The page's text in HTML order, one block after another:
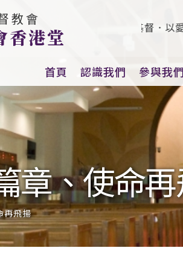
教會
香港堂
（2025-26）：連於基督．以愛款待
首頁 認識我們 參與我們
章、使命
再飛揚